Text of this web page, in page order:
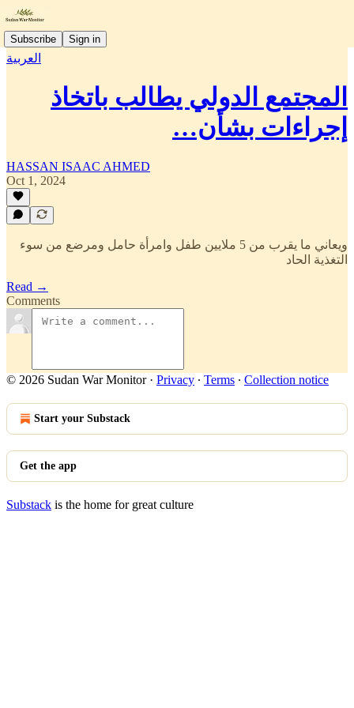
Subscribe Sign in
العربية
المجتمع الدولي يطالب باتخاذ
إجراءات بشأن…
HASSAN ISAAC AHMED
Oct 1, 2024
ويعاني ما يقرب من 5 ملايين طفل وامرأة حامل ومرضع من سوء
التغذية الحاد
Read →
Comments
© 2026 Sudan War Monitor· Privacy ∙ Terms ∙ Collection notice
Start your Substack
Get the app
Substack is the home for great culture